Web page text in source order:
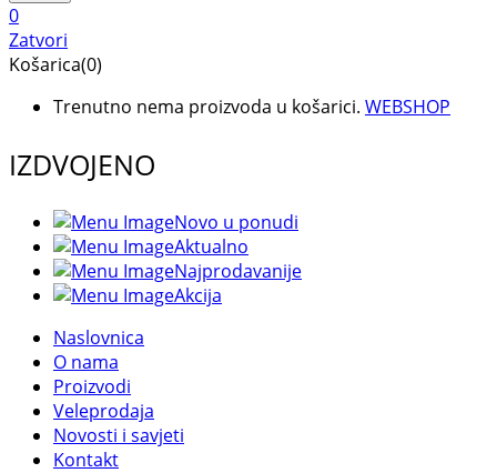
0
Zatvori
Košarica(0)
Trenutno nema proizvoda u košarici. WEBSHOP
IZDVOJENO
Novo u ponudi
Aktualno
Najprodavanije
Akcija
Naslovnica
O nama
Proizvodi
Veleprodaja
Novosti i savjeti
Kontakt